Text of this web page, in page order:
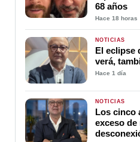
68 años
Hace 18 horas
NOTICIAS
El eclipse
verá,
Hace 1 día
NOTICIAS
Los cinco
exceso